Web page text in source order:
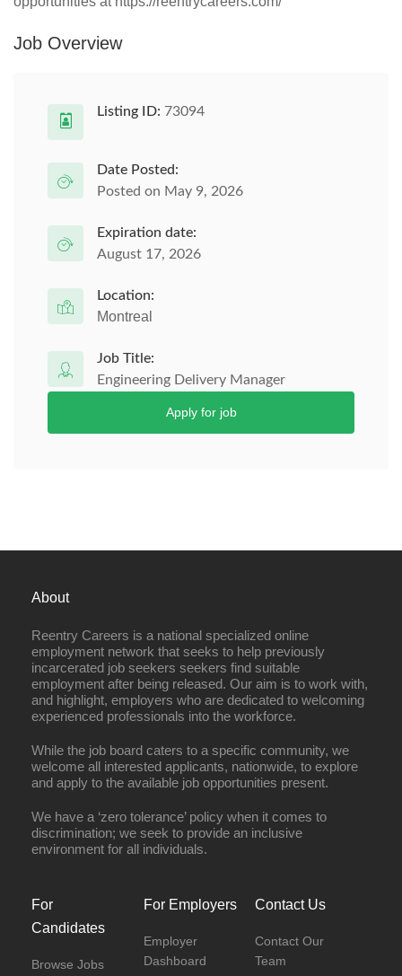
Job Overview
Listing ID: 73094
Date Posted:
Posted on May 9, 2026
Expiration date:
August 17, 2026
Location:
Montreal
Job Title:
Engineering Delivery Manager
Apply for job
About
Reentry Careers is a national specialized online
employment network that seeks to help previously
incarcerated job seekers seekers find suitable
employment after being released. Our aim is to work with,
and highlight, employers who are dedicated to welcoming
experienced professionals into the workforce.
While the job board caters to a specific community, we
welcome all interested applicants, nationwide, to explore
and apply to the available job opportunities present.
We have a ‘zero tolerance’ policy when it comes to
discrimination; we seek to provide an inclusive
environment for all individuals.
For
Candidates
Browse Jobs
For Employers
Employer
Dashboard
Contact Us
Contact Our
Team